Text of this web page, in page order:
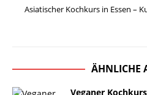
Asiatischer Kochkurs in Essen –
ÄHNLICHE
Veganer